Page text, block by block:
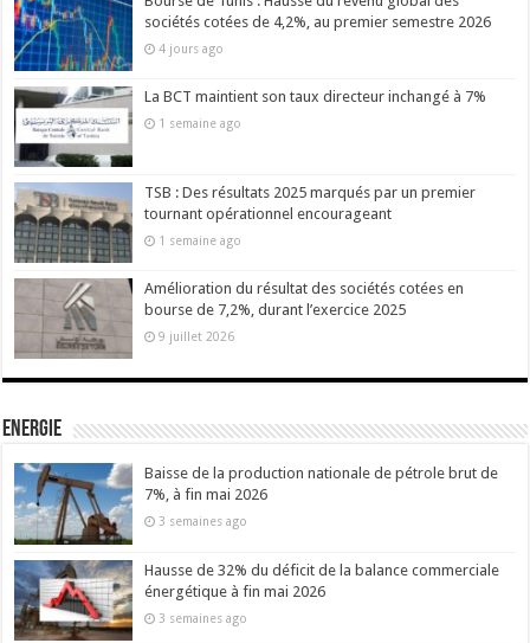
sociétés cotées de 4,2%, au premier semestre 2026
4 jours ago
La BCT maintient son taux directeur inchangé à 7%
1 semaine ago
TSB : Des résultats 2025 marqués par un premier
tournant opérationnel encourageant
1 semaine ago
Amélioration du résultat des sociétés cotées en
bourse de 7,2%, durant l’exercice 2025
9 juillet 2026
Energie
Baisse de la production nationale de pétrole brut de
7%, à fin mai 2026
3 semaines ago
Hausse de 32% du déficit de la balance commerciale
énergétique à fin mai 2026
3 semaines ago